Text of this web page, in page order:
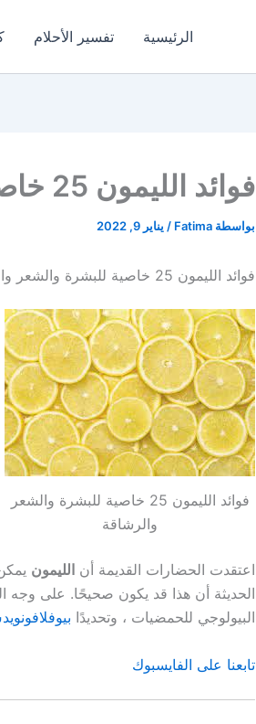
الرئيسية تفسير الأحلام
فوائد الليمون 25 خاصية للبشرة والشعر والرشاقة
بواسطة Fatima
/ يناير 9, 2022
فوائد الليمون 25 خاصية للبشرة والشعر والرشاقة
فوائد الليمون 25 خاصية للبشرة والشعر
والرشاقة
اعتقدت الحضارات القديمة أن الليمون
الحديثة أن هذا قد يكون صحيحًا. على
البيولوجي للحمضيات ، وتحديدًا
تابعنا على الفايسبوك